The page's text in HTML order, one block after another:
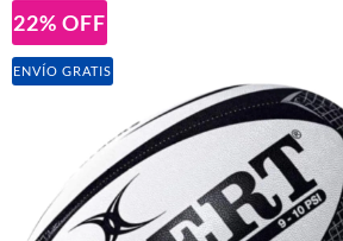
22% OFF
ENVÍO GRATIS